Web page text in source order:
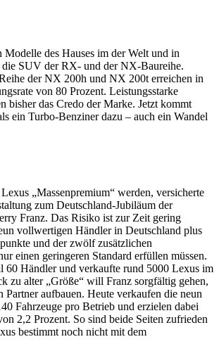
Modelle des Hauses im der Welt und in
die SUV der RX- und der NX-Baureihe.
der NX 200h und NX 200t erreichen in
von 80 Prozent. Leistungsstarke
bisher das Credo der Marke. Jetzt kommt
ein Turbo-Benziner dazu – auch ein Wandel
„Massenpremium“ werden, versicherte
zum Deutschland-Jubiläum der
Franz. Das Risiko ist zur Zeit gering
vollwertigen Händler in Deutschland plus
und der zwölf zusätzlichen
einen geringeren Standard erfüllen müssen.
60 Händler und verkaufte rund 5000 Lexus im
zu alter „Größe“ will Franz sorgfältig gehen,
Partner aufbauen. Heute verkaufen die neun
Fahrzeuge pro Betrieb und erzielen dabei
2,2 Prozent. So sind beide Seiten zufrieden
bestimmt noch nicht mit dem